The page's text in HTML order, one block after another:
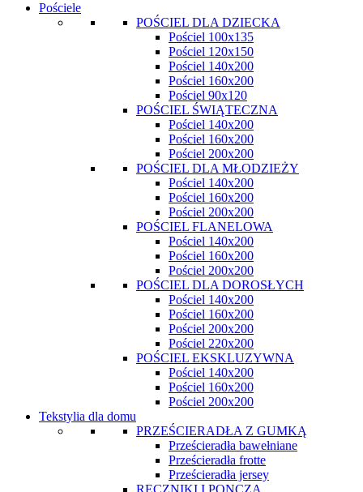
Pościele
POŚCIEL DLA DZIECKA
Pościel 100x135
Pościel 120x150
Pościel 140x200
Pościel 160x200
Pościel 90x120
POŚCIEL ŚWIĄTECZNA
Pościel 140x200
Pościel 160x200
Pościel 200x200
POŚCIEL DLA MŁODZIEŻY
Pościel 140x200
Pościel 160x200
Pościel 200x200
POŚCIEL FLANELOWA
Pościel 140x200
Pościel 160x200
Pościel 200x200
POŚCIEL DLA DOROSŁYCH
Pościel 140x200
Pościel 160x200
Pościel 200x200
Pościel 220x200
POŚCIEL EKSKLUZYWNA
Pościel 140x200
Pościel 160x200
Pościel 200x200
Tekstylia dla domu
PRZEŚCIERADŁA Z GUMKĄ
Prześcieradła bawełniane
Prześcieradła frotte
Prześcieradła jersey